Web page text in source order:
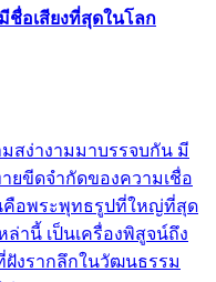
อเสียงที่สุดในโลก
สง่างามมาบรรจบกัน มี
ยขีดจำกัดของความเชื่อ
คือพระพุทธรูปที่ใหญ่ที่สุด
านี้ เป็นเครื่องพิสูจน์ถึง
งรากลึกในวัฒนธรรม